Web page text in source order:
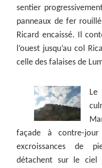
sentier
panneaux de fer
Ricard encaissé. Il
l’ouest jusqu’au col
celle des falaises de
façade à contre-
excroissances de
détachent sur le ciel